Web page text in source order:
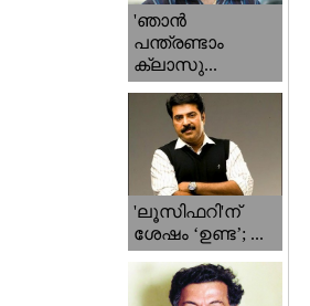
'ഞാന്‍
പന്ത്രണ്ടാം
ക്ലാസു...
'ലൂസിഫറി'ന്
ശേഷം ‘ഉണ്ട’; ...